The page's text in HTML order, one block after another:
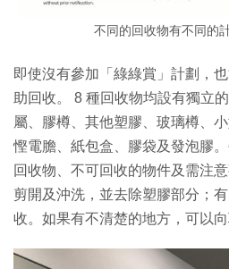
不同的回收物有不同的
即使沒有參加「綠綠賞」計劃，
助回收。 8 種回收物均設有獨立
屬、膠樽、其他塑膠、玻璃樽、
慳電膽、紙包盒、膠袋及發泡膠
回收物、不可回收的物件及需注
剪開及沖洗，並去除塑膠部分；
收。如果有不清楚的地方，可以向